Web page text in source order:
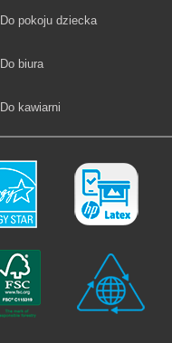
Fototapety
Do pokoju dziecka
Fototapety
Do biura
Fototapety
Do kawiarni